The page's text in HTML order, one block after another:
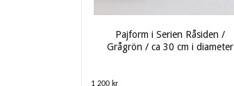
Pajform i Serien Råsiden /
Grågrön / ca 30 cm i diameter
1 200 kr